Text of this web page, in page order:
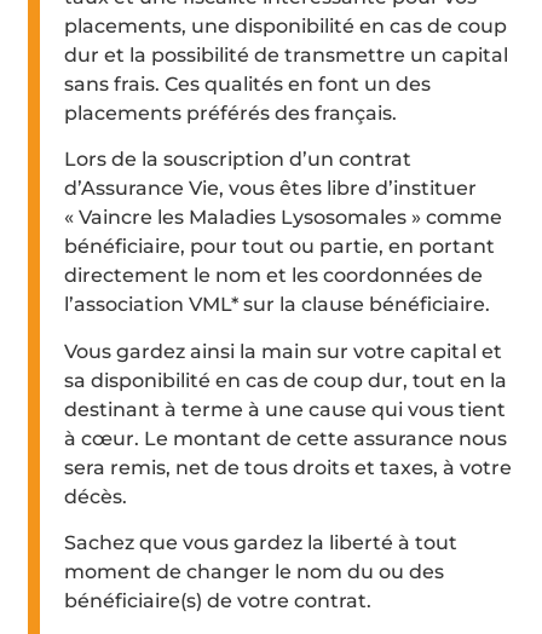
placements, une disponibilité en cas de coup
dur et la possibilité de transmettre un capital
sans frais. Ces qualités en font un des
placements préférés des français.
Lors de la souscription d’un contrat
d’Assurance Vie, vous êtes libre d’instituer
« Vaincre les Maladies Lysosomales » comme
bénéficiaire, pour tout ou partie, en portant
directement le nom et les coordonnées de
l’association VML* sur la clause bénéficiaire.
Vous gardez ainsi la main sur votre capital et
sa disponibilité en cas de coup dur, tout en la
destinant à terme à une cause qui vous tient
à cœur. Le montant de cette assurance nous
sera remis, net de tous droits et taxes, à votre
décès.
Sachez que vous gardez la liberté à tout
moment de changer le nom du ou des
bénéficiaire(s) de votre contrat.